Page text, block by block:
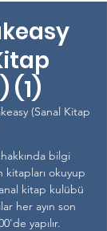
(1)
(Sanal Kitap
bilgi
kitapları okuyup
kitap kulübü
her ayın son
yapılır.